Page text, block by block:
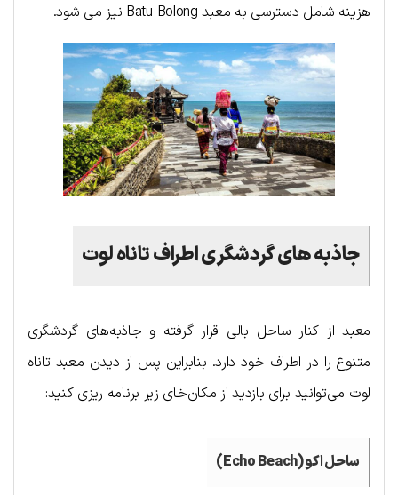
هزینه شامل دسترسی به معبد Batu Bolong نیز می شود.
جاذبه های گردشگری اطراف تاناه لوت
معبد از کنار ساحل بالی قرار گرفته و جاذبه‌های گردشگری
متنوع را در اطراف خود دارد. بنابراین پس از دیدن معبد تاناه
لوت می‌توانید برای بازدید از مکان‌خای زیر برنامه ریزی کنید:
ساحل اکو (Echo Beach
)